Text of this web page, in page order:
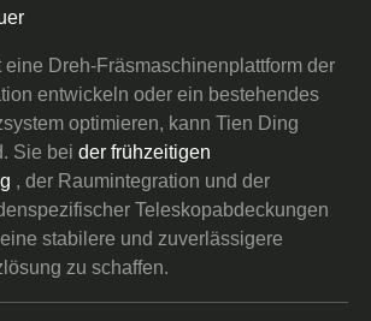
Dreh-Fräsmaschinenplattform der
entwickeln oder ein bestehendes
optimieren, kann Tien Ding
Sie beider frühzeitigen
, der Raumintegration und der
Teleskopabdeckungen
stabilere und zuverlässigere
zu schaffen.